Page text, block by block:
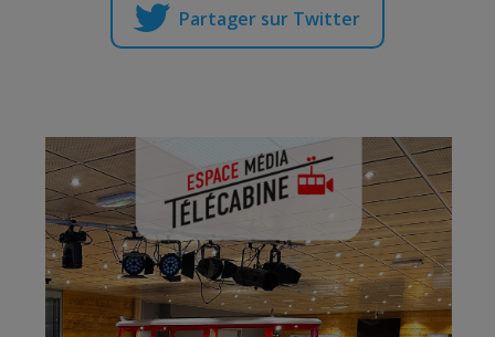
Partager sur Twitter